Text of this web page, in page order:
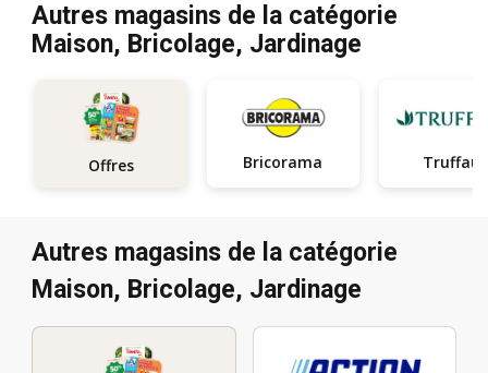
Autres magasins de la catégorie
Maison, Bricolage, Jardinage
Offres Bricorama Truffaut
Autres magasins de la catégorie
Maison, Bricolage, Jardinage